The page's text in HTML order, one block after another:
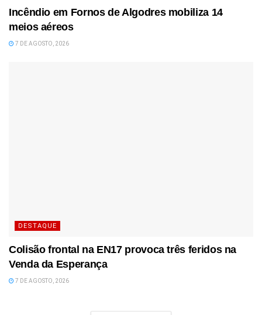
Incêndio em Fornos de Algodres mobiliza 14
meios aéreos
7 DE AGOSTO, 2026
DESTAQUE
Colisão frontal na EN17 provoca três feridos na
Venda da Esperança
7 DE AGOSTO, 2026